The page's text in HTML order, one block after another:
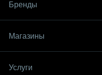
Бренды
Магазины
Услуги